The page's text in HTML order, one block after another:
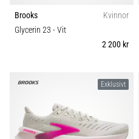
artiklar
Brooks
Kvinnor
Glycerin 23 - Vit
2 200 kr
Exklusivt